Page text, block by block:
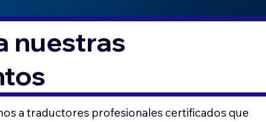
nuestras
a traductores profesionales certificados que